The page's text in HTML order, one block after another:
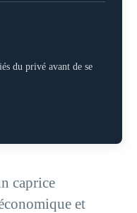
du privé avant de se
caprice
et